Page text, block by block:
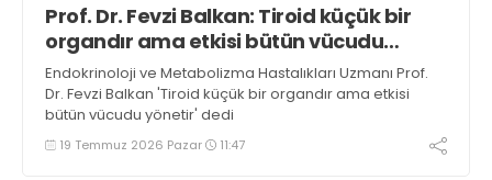
Prof. Dr. Fevzi Balkan: Tiroid küçük bir
organdır ama etkisi bütün vücudu
yönetir
Endokrinoloji ve Metabolizma Hastalıkları Uzmanı Prof.
Dr. Fevzi Balkan 'Tiroid küçük bir organdır ama etkisi
bütün vücudu yönetir' dedi
19 Temmuz 2026 Pazar 11:47